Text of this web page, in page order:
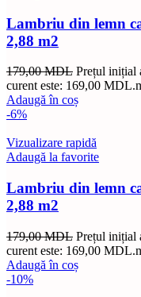
Lambriu din lemn
2,88 m2
179,00MDL Prețul inițial
curent este: 169,00 MDL.
Adaugă în coș
-6%
Vizualizare rapidă
Adaugă la favorite
Lambriu din lemn
2,88 m2
179,00MDL Prețul inițial
curent este: 169,00 MDL.
Adaugă în coș
-10%